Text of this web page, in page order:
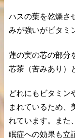
ハスの葉を乾燥さ
みが強いがビタミ
蓮の実の芯の部分
芯茶 （苦みあり）
どれにもビタミン
まれているため、
れています。また
眠症への効果も立